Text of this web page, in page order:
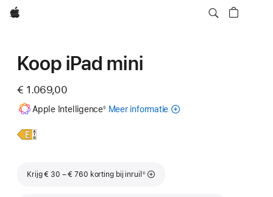
Apple
Koop iPad mini
€ 1.069,00
Apple Intelligence◊ Meer informatie over
Meer
Krijg € 30 – € 760 korting bij inruil
Voetnoot
①